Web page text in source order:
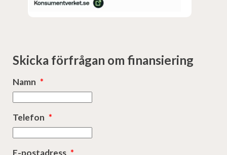
Skicka förfrågan om finansiering
Namn *
Telefon *
E-postadress *